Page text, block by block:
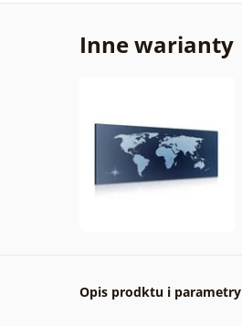
Inne warianty
Opis prodktu i parametry